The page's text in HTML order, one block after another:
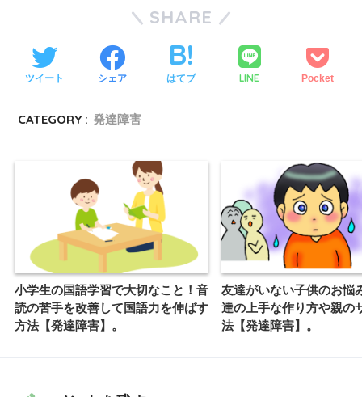
SHARE
ツイート シェア はてブ LINE Pocket
CATEGORY : 発達障害
小学生の国語学習で大切なこと！音
読の苦手を改善して国語力を伸ばす
方法【発達障害】。
友達がいない子供のお悩
達の上手な作り方や親の
法【発達障害】。